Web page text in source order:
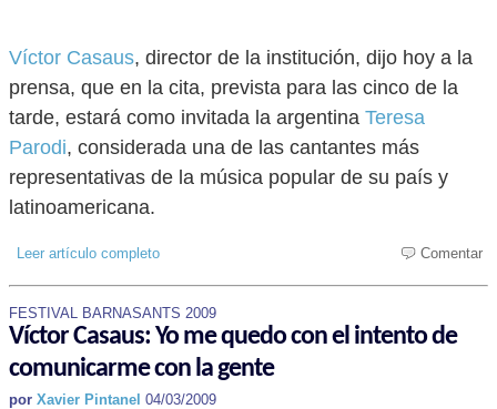
Víctor Casaus, director de la institución, dijo hoy a la
prensa, que en la cita, prevista para las cinco de la
tarde, estará como invitada la argentina Teresa
Parodi, considerada una de las cantantes más
representativas de la música popular de su país y
latinoamericana.
Leer artículo completo Comentar
FESTIVAL BARNASANTS 2009
Víctor Casaus: Yo me quedo con el intento de
comunicarme con la gente
por Xavier Pintanel 04/03/2009